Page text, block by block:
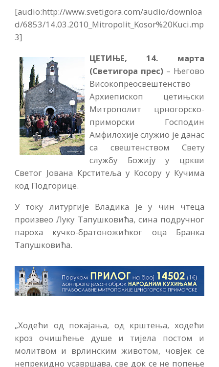
[audio:http://www.svetigora.com/audio/downloa
d/6853/14.03.2010_Mitropolit_Kosor%20Kuci.mp
3]
ЦЕТИЊЕ, 14. марта
(Светигора прес) – Његово
Високопреосвештенство
Архиепископ цетињски
Митрополит црногорско-
приморски Господин
Амфилохије служио је данас
са свештенством Свету
службу Божију у цркви
Светог Јована Крститеља у Косору у Кучима
код Подгорице.
У току литургије Владика је у чин чтеца
произвео Луку Тапушковића, сина подручног
пароха кучко-братоножићког оца Бранка
Тапушковића.
„Ходећи од покајања, од крштења, ходећи
кроз очишћење душе и тијела постом и
молитвом и врлинским животом, човјек се
непрекидно усавршава, све док се не попење